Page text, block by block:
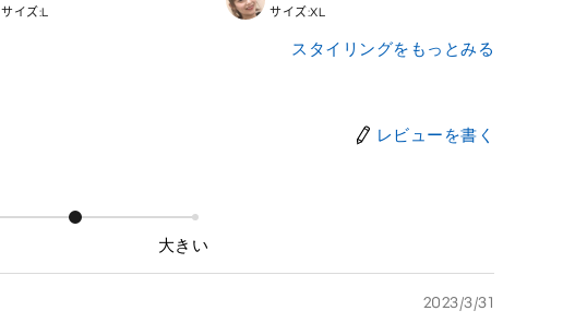
サイズ:L サイズ:XL
スタイリングをもっとみる
レビューを書く
大きい
2023/3/31